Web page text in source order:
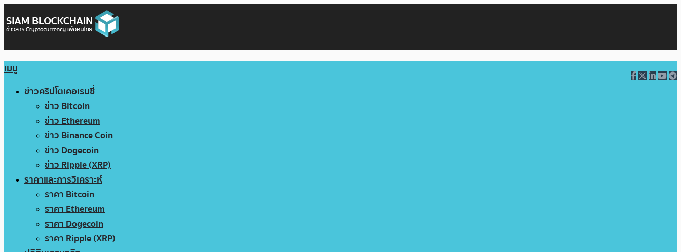
เมนู
ข่าวคริปโตเคอเรนซี่
ข่าว Bitcoin
ข่าว Ethereum
ข่าว Binance Coin
ข่าว Dogecoin
ข่าว Ripple (XRP)
ราคาและการวิเคราะห์
ราคา Bitcoin
ราคา Ethereum
ราคา Dogecoin
ราคา Ripple (XRP)